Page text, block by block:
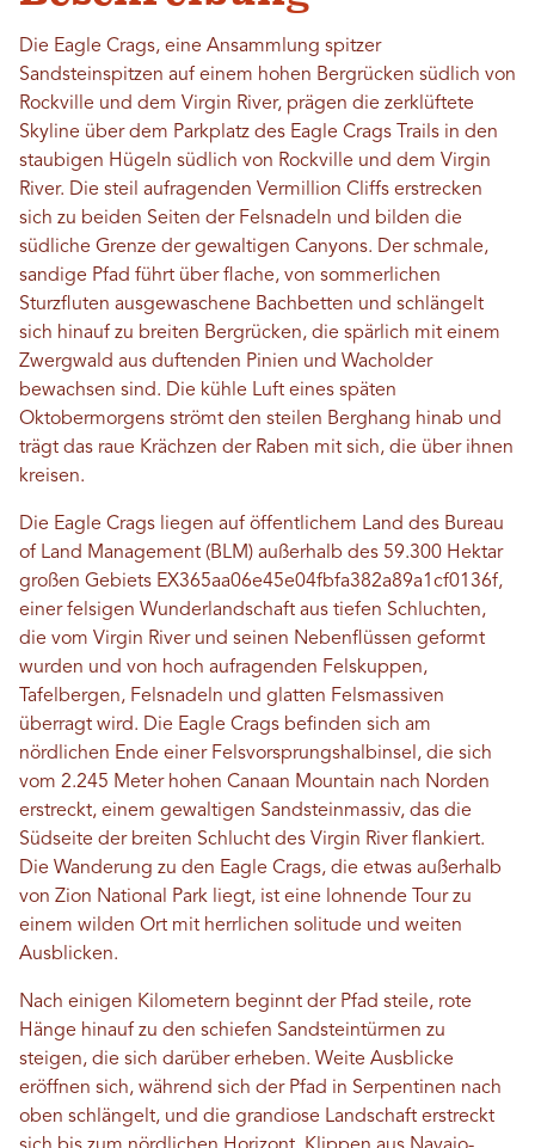
Die Eagle Crags, eine Ansammlung spitzer
Sandsteinspitzen auf einem hohen Bergrücken südlich von
Rockville und dem Virgin River, prägen die zerklüftete
Skyline über dem Parkplatz des Eagle Crags Trails in den
staubigen Hügeln südlich von Rockville und dem Virgin
River. Die steil aufragenden Vermillion Cliffs erstrecken
sich zu beiden Seiten der Felsnadeln und bilden die
südliche Grenze der gewaltigen Canyons. Der schmale,
sandige Pfad führt über flache, von sommerlichen
Sturzfluten ausgewaschene Bachbetten und schlängelt
sich hinauf zu breiten Bergrücken, die spärlich mit einem
Zwergwald aus duftenden Pinien und Wacholder
bewachsen sind. Die kühle Luft eines späten
Oktobermorgens strömt den steilen Berghang hinab und
trägt das raue Krächzen der Raben mit sich, die über ihnen
kreisen.
Die Eagle Crags liegen auf öffentlichem Land des Bureau
of Land Management (BLM) außerhalb des 59.300 Hektar
großen Gebiets EX365aa06e45e04fbfa382a89a1cf0136f,
einer felsigen Wunderlandschaft aus tiefen Schluchten,
die vom Virgin River und seinen Nebenflüssen geformt
wurden und von hoch aufragenden Felskuppen,
Tafelbergen, Felsnadeln und glatten Felsmassiven
überragt wird. Die Eagle Crags befinden sich am
nördlichen Ende einer Felsvorsprungshalbinsel, die sich
vom 2.245 Meter hohen Canaan Mountain nach Norden
erstreckt, einem gewaltigen Sandsteinmassiv, das die
Südseite der breiten Schlucht des Virgin River flankiert.
Die Wanderung zu den Eagle Crags, die etwas außerhalb
von Zion National Park liegt, ist eine lohnende Tour zu
einem wilden Ort mit herrlichen solitude und weiten
Ausblicken.
Nach einigen Kilometern beginnt der Pfad steile, rote
Hänge hinauf zu den schiefen Sandsteintürmen zu
steigen, die sich darüber erheben. Weite Ausblicke
eröffnen sich, während sich der Pfad in Serpentinen nach
oben schlängelt, und die grandiose Landschaft erstreckt